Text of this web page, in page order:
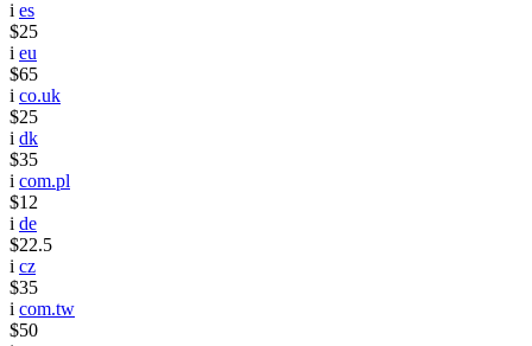
i es
$25
i eu
$65
i co.uk
$25
i dk
$35
i com.pl
$12
i de
$22.5
i cz
$35
i com.tw
$50